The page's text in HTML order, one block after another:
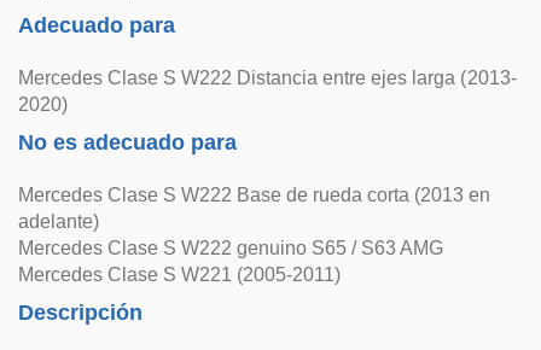
Adecuado para
Mercedes Clase S W222 Distancia entre ejes larga (2013-
2020)
No es adecuado para
Mercedes Clase S W222 Base de rueda corta (2013 en
adelante)
Mercedes Clase S W222 genuino S65 / S63 AMG
Mercedes Clase S W221 (2005-2011)
Descripción